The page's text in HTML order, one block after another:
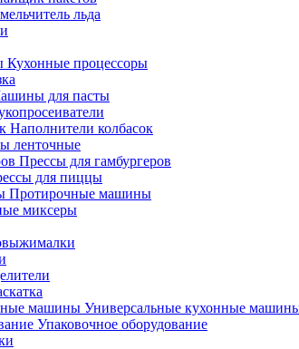
льда
Кухонные процессоры
для пасты
Наполнители колбасок
ленточные
Прессы для гамбургеров
для пиццы
Протирочные машины
миксеры
Универсальные кухонные
Упаковочное оборудование